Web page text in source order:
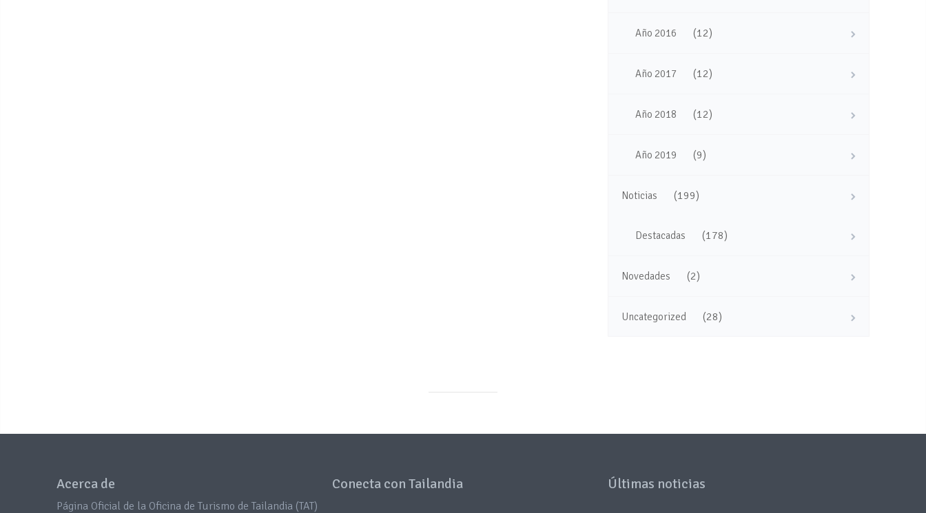
Año 2016 (12)
Año 2017 (12)
Año 2018 (12)
Año 2019 (9)
Noticias (199)
Destacadas (178)
Novedades (2)
Uncategorized (28)
Acerca de
Página Oficial de la Oficina de Turismo de Tailandia (TAT)
Conecta con Tailandia Últimas noticias